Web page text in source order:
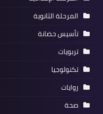
المرحلة الثانوية
تأسيس حضانة
تربويات
تكنولوجيا
روايات
صحة